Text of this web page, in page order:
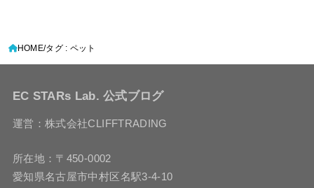
HOME タグ : ペット
EC STARs Lab. 公式ブログ
運営：株式会社CLIFFTRADING
所在地：〒450-0002
愛知県名古屋市中村区名駅3-4-10